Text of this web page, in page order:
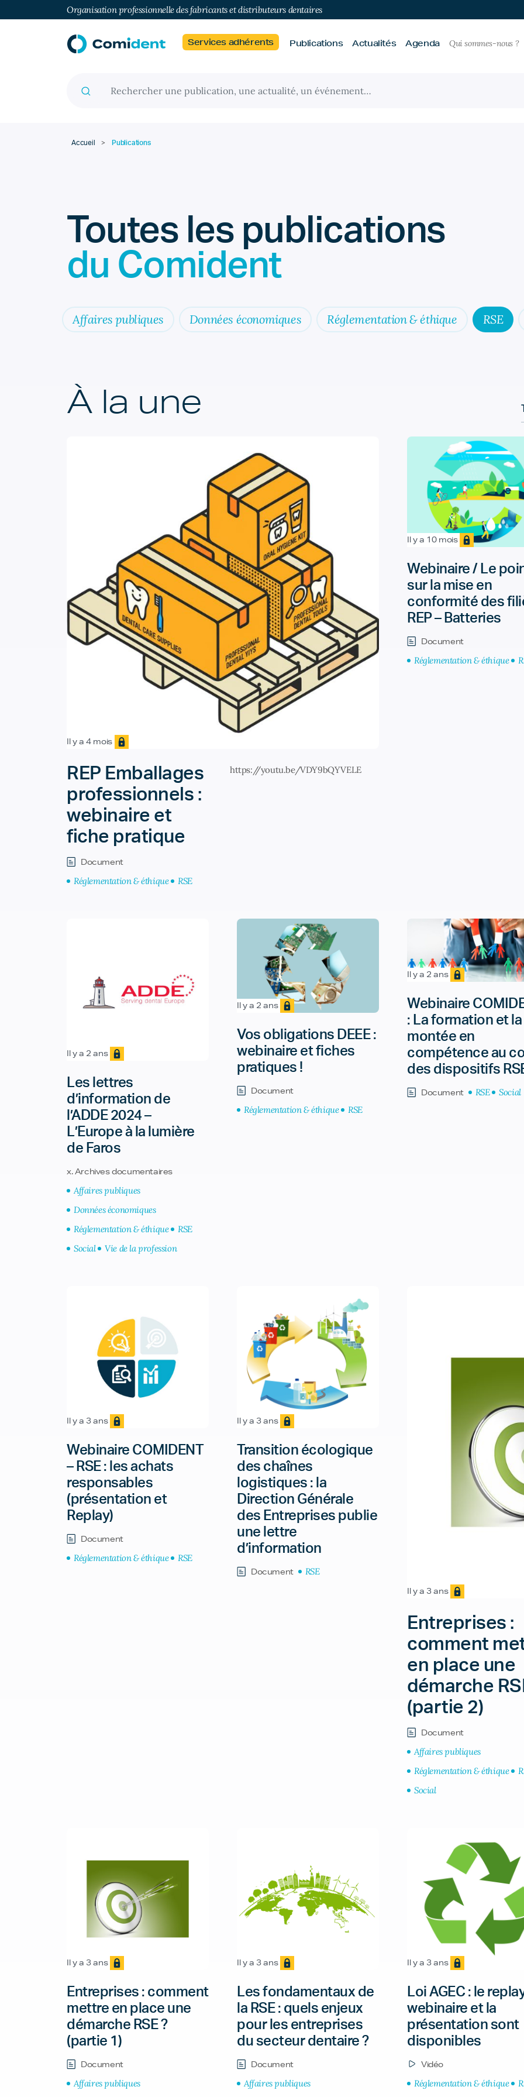
Organisation professionnelle des fabricants et distributeurs dentaires
Services adhérents Publications Actualités Agenda Qui sommes-nous ?
Accueil > Publications
Toutes les publications
du Comident
Affaires publiques Données économiques Réglementation & éthique RSE
À la une
Il y a 4 mois
REP Emballages
professionnels :
webinaire et
fiche pratique
Document
Réglementation & éthique RSE
https://youtu.be/VDY9bQYVELE
Il y a 10 mois
Webinaire / Le
sur la mise en
conformité des
REP – Batteries
Document
Réglementation & éthique
Il y a 2 ans
Les lettres
d’information de
l’ADDE 2024 –
L’Europe à la lumière
de Faros
x. Archives documentaires
Affaires publiques
Données économiques
Réglementation & éthique
RSE
Social
Vie de la profession
Il y a 2 ans
Vos obligations DEEE :
webinaire et fiches
pratiques !
Document
Réglementation & éthique RSE
Il y a 2 ans
Webinaire
: La formation et la
montée en
compétence au
des dispositifs
Document RSE Social
Il y a 3 ans
Webinaire COMIDENT
– RSE : les achats
responsables
(présentation et
Replay)
Document
Réglementation & éthique RSE
Il y a 3 ans
Transition écologique
des chaînes
logistiques : la
Direction Générale
des Entreprises publie
une lettre
d’information
Document RSE
Il y a 3 ans
Entreprises :
comment
en place une
démarche
(partie 2)
Document
Affaires publiques
Réglementation & éthique
Social
Il y a 3 ans
Entreprises : comment
mettre en place une
démarche RSE ?
(partie 1)
Document
Affaires publiques
Il y a 3 ans
Les fondamentaux de
la RSE : quels enjeux
pour les entreprises
du secteur dentaire ?
Document
Affaires publiques
Il y a 3 ans
Loi AGEC : le
webinaire et la
présentation sont
disponibles
Vidéo
Réglementation & éthique